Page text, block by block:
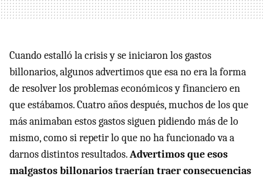
Cuando estalló la crisis y se iniciaron los gastos
billonarios, algunos advertimos que esa no era la forma
de resolver los problemas económicos y financiero en
que estábamos. Cuatro años después, muchos de los que
más animaban estos gastos siguen pidiendo más de lo
mismo, como si repetir lo que no ha funcionado va a
darnos distintos resultados.Advertimos que esos
malgastos billonarios traerían traer consecuencias